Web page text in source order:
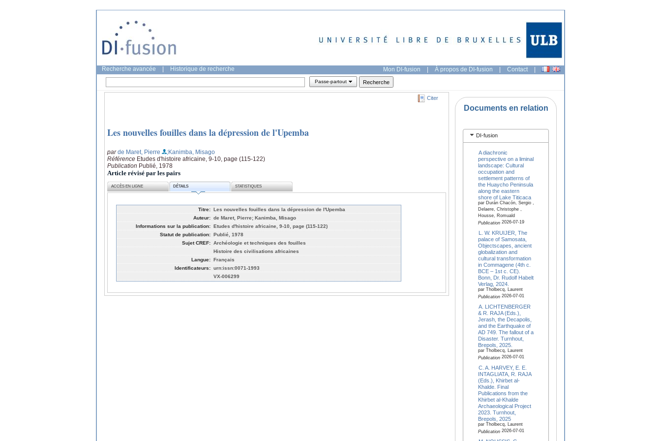
Recherche avancée Historique de recherche Mon DI-fusion | À propos de DI-fusion | Contact |
Passe-partout
Citer
Les nouvelles fouilles dans la dépression de l'Upemba
parde Maret, Pierre
;Kanimba, Misago
Référence Etudes d'histoire africaine, 9-10, page (115-122)
Publication Publié, 1978
Article révisé par les pairs
ACCÈS EN LIGNE DÉTAILS STATISTIQUES
Titre: Les nouvelles fouilles dans la dépression de l'Upemba
Auteur: de Maret, Pierre; Kanimba, Misago
Informations sur la publication: Etudes d'histoire africaine, 9-10, page (115-122)
Statut de publication: Publié, 1978
Sujet CREF: Archéologie et techniques des fouilles
Histoire des civilisations africaines
Langue: Français
Identificateurs: urn:issn:0071-1993
VX-006299
Documents en relation
DI-fusion
A diachronic
perspective on a liminal
landscape: Cultural
occupation and
settlement patterns of
the Huaycho Peninsula
along the eastern
shore of Lake Titicaca
par Durán Chacón, Sergio ,
Delaere, Christophe ,
Housse, Romuald
Publication2026-07-19
L. W. KRUIJER, The
palace of Samosata,
Objectscapes, ancient
globalization and
cultural transformation
in Commagene (4th c.
BCE – 1st c. CE).
Bonn, Dr. Rudolf Habelt
Verlag, 2024.
par Tholbecq, Laurent
Publication2026-07-01
A. LICHTENBERGER
& R. RAJA (Eds.),
Jerash, the Decapolis,
and the Earthquake of
AD 749. The fallout of a
Disaster. Turnhout,
Brepols, 2025.
par Tholbecq, Laurent
Publication2026-07-01
C. A. HARVEY, E. E.
INTAGLIATA, R. RAJA
(Eds.), Khirbet al-
Khalde. Final
Publications from the
Khirbet al-Khalde
Archaeological Project
2023. Turnhout,
Brepols, 2025
par Tholbecq, Laurent
Publication2026-07-01